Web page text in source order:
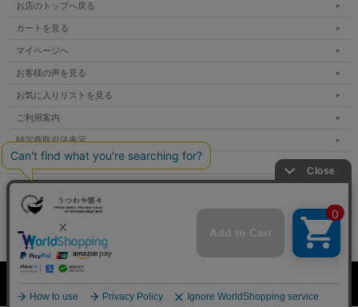
お店のトップへ戻る
カートを見る
マイページへ
お客様の声を見る
お気に入りリストを見る
ご利用案内
特定商取引法表示
個人情報の取扱い
サイトマップ
メルマガ登録
お問い合わせ
Copyright Utsuwaya Yuuyuu All Rights Reserved.